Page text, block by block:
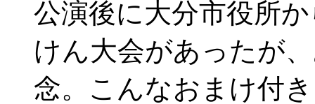
公演後に大分市役所
けん大会があったが
念。こんなおまけ付